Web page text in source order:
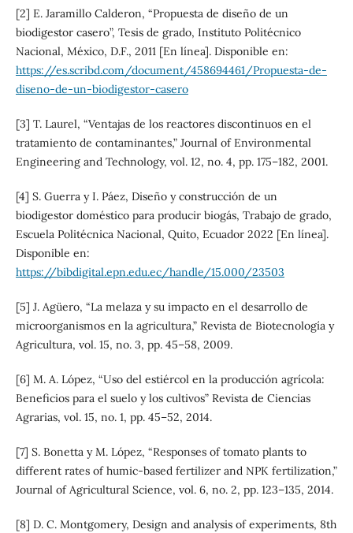
[2] E. Jaramillo Calderon, “Propuesta de diseño de un
biodigestor casero”, Tesis de grado, Instituto Politécnico
Nacional, México, D.F., 2011 [En línea]. Disponible en:
https://es.scribd.com/document/458694461/Propuesta-de-
diseno-de-un-biodigestor-casero
[3] T. Laurel, “Ventajas de los reactores discontinuos en el
tratamiento de contaminantes,” Journal of Environmental
Engineering and Technology, vol. 12, no. 4, pp. 175–182, 2001.
[4] S. Guerra y I. Páez, Diseño y construcción de un
biodigestor doméstico para producir biogás, Trabajo de grado,
Escuela Politécnica Nacional, Quito, Ecuador 2022 [En línea].
Disponible en:
https://bibdigital.epn.edu.ec/handle/15.000/23503
[5] J. Agüero, “La melaza y su impacto en el desarrollo de
microorganismos en la agricultura,” Revista de Biotecnología y
Agricultura, vol. 15, no. 3, pp. 45–58, 2009.
[6] M. A. López, “Uso del estiércol en la producción agrícola:
Beneficios para el suelo y los cultivos” Revista de Ciencias
Agrarias, vol. 15, no. 1, pp. 45–52, 2014.
[7] S. Bonetta y M. López, “Responses of tomato plants to
different rates of humic-based fertilizer and NPK fertilization,”
Journal of Agricultural Science, vol. 6, no. 2, pp. 123–135, 2014.
[8] D. C. Montgomery, Design and analysis of experiments, 8th